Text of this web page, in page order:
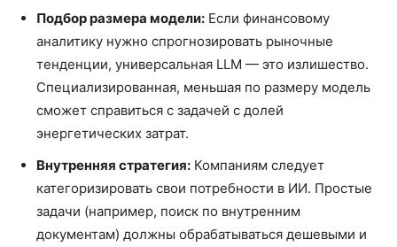
Подбор размера модели: Если финансовому
аналитику нужно спрогнозировать рыночные
тенденции, универсальная LLM — это излишество.
Специализированная, меньшая по размеру модель
сможет справиться с задачей с долей
энергетических затрат.
Внутренняя стратегия: Компаниям следует
категоризировать свои потребности в ИИ. Простые
задачи (например, поиск по внутренним
документам) должны обрабатываться дешевыми и